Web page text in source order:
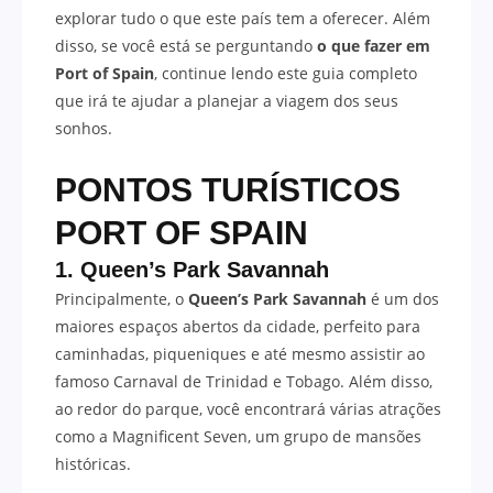
explorar tudo o que este país tem a oferecer. Além
disso, se você está se perguntando o que fazer em
Port of Spain, continue lendo este guia completo
que irá te ajudar a planejar a viagem dos seus
sonhos.
PONTOS TURÍSTICOS
PORT OF SPAIN
1. Queen’s Park Savannah
Principalmente, o Queen’s Park Savannah é um dos
maiores espaços abertos da cidade, perfeito para
caminhadas, piqueniques e até mesmo assistir ao
famoso Carnaval de Trinidad e Tobago. Além disso,
ao redor do parque, você encontrará várias atrações
como a Magnificent Seven, um grupo de mansões
históricas.